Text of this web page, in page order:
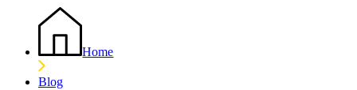
Home
Blog